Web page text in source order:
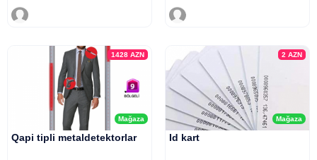
Mağaza
1428AZN
Qapi tipli metaldetektorlar
Mağaza
2 AZN
Id kart